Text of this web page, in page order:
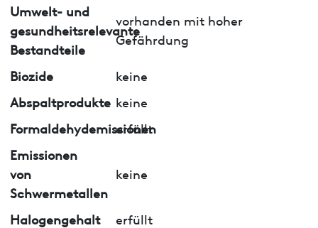
Umwelt- und
gesundheitsrelevante
Bestandteile
vorhanden mit hoher
Gefährdung
Biozide
keine
Abspaltprodukte keine
Formaldehydemissionen
erfüllt
Emissionen
von
Schwermetallen
keine
Halogengehalt
erfüllt